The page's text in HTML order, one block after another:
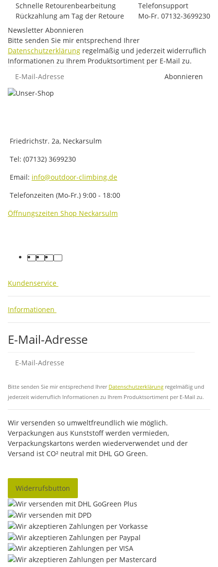
Schnelle Retourenbearbeitung
Rückzahlung am Tag der Retoure
Telefonsupport
Mo-Fr. 07132-3699230
Newsletter Abonnieren
Bitte senden Sie mir entsprechend Ihrer
Datenschutzerklärung regelmäßig und jederzeit widerruflich
Informationen zu Ihrem Produktsortiment per E-Mail zu.
Abonnieren
Friedrichstr. 2a, Neckarsulm
Tel: (07132) 3699230
Email: info@outdoor-climbing.de
Telefonzeiten (Mo-Fr.) 9:00 - 18:00
Öffnungszeiten Shop Neckarsulm
facebook
youtube
instagram
tiktok
Kundenservice
Informationen
E-Mail-Adresse
Bitte senden Sie mir entsprechend Ihrer Datenschutzerklärung regelmäßig und
jederzeit widerruflich Informationen zu Ihrem Produktsortiment per E-Mail zu.
Wir versenden so umweltfreundlich wie möglich.
Verpackungen aus Kunststoff werden vermieden,
Verpackungskartons werden wiederverwendet und der
Versand ist CO² neutral mit DHL GO Green.
Widerrufsbutton